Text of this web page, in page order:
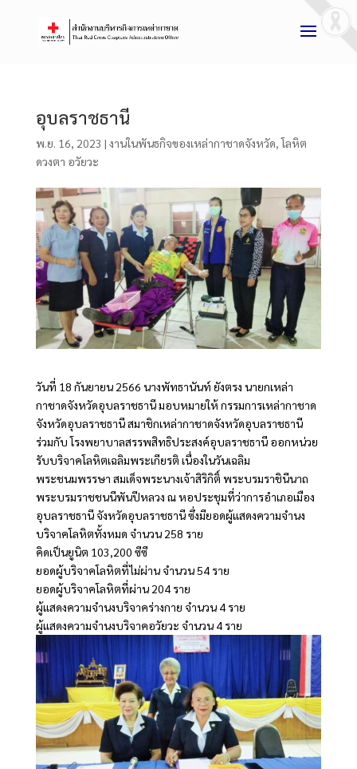
อุบลราชธานี
พ.ย. 16, 2023 | งานในพันธกิจของเหล่ากาชาดจังหวัด,โลหิต
ดวงตา อวัยวะ
วันที่ 18 กันยายน 2566 นางพัทธานันท์ ยังตรง นายกเหล่า
กาชาดจังหวัดอุบลราชธานี มอบหมายให้ กรรมการเหล่ากาชาด
จังหวัดอุบลราชธานี สมาชิกเหล่ากาชาดจังหวัดอุบลราชธานี
ร่วมกับ โรงพยาบาลสรรพสิทธิประสงค์อุบลราชธานี ออกหน่วย
รับบริจาคโลหิตเฉลิมพระเกียรติ เนื่องในวันเฉลิม
พระชนมพรรษา สมเด็จพระนางเจ้าสิริกิติ์ พระบรมราชินีนาถ
พระบรมราชชนนีพันปีหลวง ณ หอประชุมที่ว่าการอำเภอเมือง
อุบลราชธานี จังหวัดอุบลราชธานี ซึ่งมียอดผู้แสดงความจำนง
บริจาคโลหิตทั้งหมด จำนวน 258 ราย
คิดเป็นยูนิต 103,200 ซีซี
ยอดผู้บริจาคโลหิตที่ไม่ผ่าน จำนวน 54 ราย
ยอดผู้บริจาคโลหิตที่ผ่าน 204 ราย
ผู้แสดงความจำนงบริจาคร่างกาย จำนวน 4 ราย
ผู้แสดงความจำนงบริจาคอวัยวะ จำนวน 4 ราย